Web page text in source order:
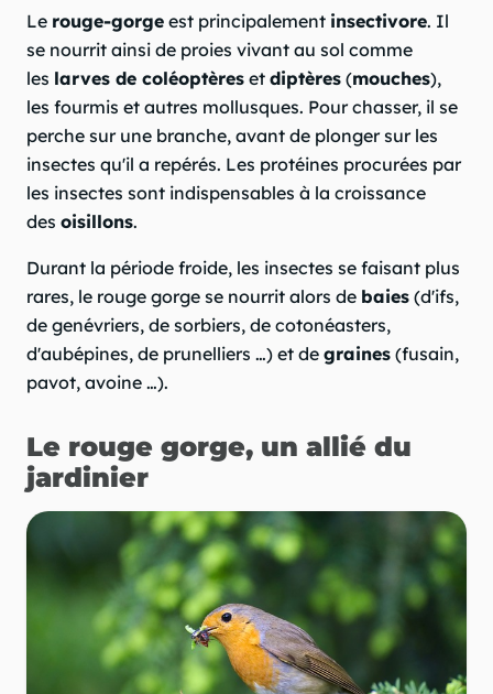
Le rouge-gorge est principalement insectivore. Il
se nourrit ainsi de proies vivant au sol comme
les larves de coléoptères et diptères (mouches),
les fourmis et autres mollusques. Pour chasser, il se
perche sur une branche, avant de plonger sur les
insectes qu'il a repérés. Les protéines procurées par
les insectes sont indispensables à la croissance
des oisillons.
Durant la période froide, les insectes se faisant plus
rares, le rouge gorge se nourrit alors de baies (d'ifs,
de genévriers, de sorbiers, de cotonéasters,
d'aubépines, de prunelliers …) et de graines (fusain,
pavot, avoine …).
Le rouge gorge, un allié du
jardinier